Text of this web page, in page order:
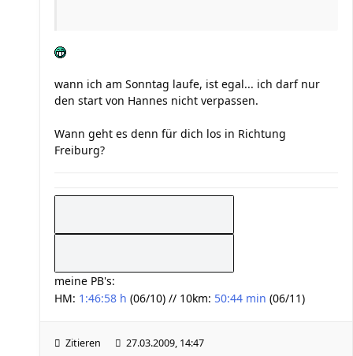
wann ich am Sonntag laufe, ist egal... ich darf nur
den start von Hannes nicht verpassen.
Wann geht es denn für dich los in Richtung
Freiburg?
meine PB's:
HM: 1:46:58 h (06/10) // 10km: 50:44 min (06/11)
Zitieren 27.03.2009, 14:47